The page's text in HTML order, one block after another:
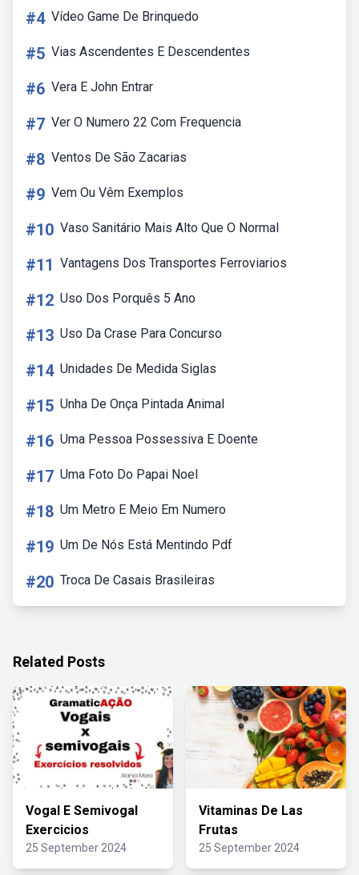
#4 Vídeo Game De Brinquedo
#5 Vias Ascendentes E Descendentes
#6 Vera E John Entrar
#7 Ver O Numero 22 Com Frequencia
#8 Ventos De São Zacarias
#9 Vem Ou Vêm Exemplos
#10 Vaso Sanitário Mais Alto Que O Normal
#11 Vantagens Dos Transportes Ferroviarios
#12 Uso Dos Porquês 5 Ano
#13 Uso Da Crase Para Concurso
#14 Unidades De Medida Siglas
#15 Unha De Onça Pintada Animal
#16 Uma Pessoa Possessiva E Doente
#17 Uma Foto Do Papai Noel
#18 Um Metro E Meio Em Numero
#19 Um De Nós Está Mentindo Pdf
#20 Troca De Casais Brasileiras
Related Posts
Vogal E Semivogal
Exercicios
25 September 2024
Vitaminas De Las
Frutas
25 September 2024